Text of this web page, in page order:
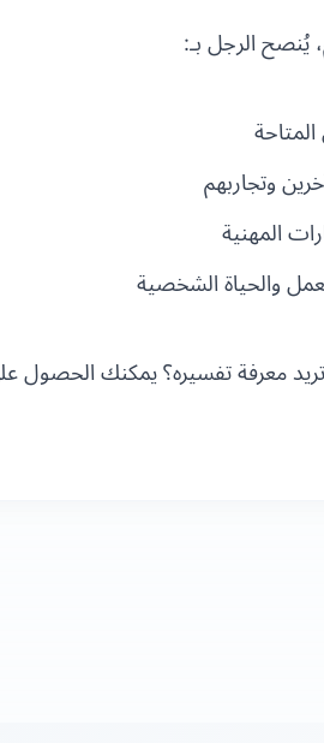
يُنصح الرجل بـ:
وتجاربهم
المهنية
والحياة الشخصية
معرفة تفسيره؟ يمكنك